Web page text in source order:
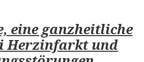
eine ganzheitliche
Herzinfarkt und